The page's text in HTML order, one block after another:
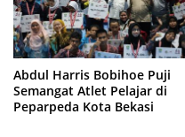
Abdul Harris Bobihoe Puji
Semangat Atlet Pelajar di
Peparpeda Kota Bekasi